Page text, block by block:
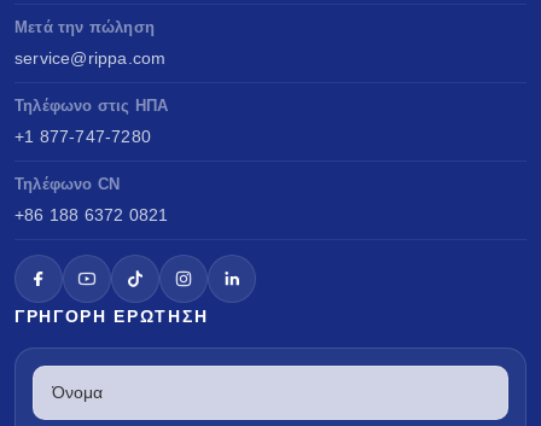
Μετά την πώληση
service@rippa.com
Τηλέφωνο στις ΗΠΑ
+1 877-747-7280
Τηλέφωνο CN
+86 188 6372 0821
ΓΡΉΓΟΡΗ ΕΡΏΤΗΣΗ